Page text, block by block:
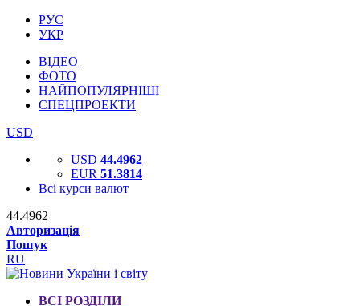
РУС
УКР
ВІДЕО
ФОТО
НАЙПОПУЛЯРНІШІ
СПЕЦПРОЕКТИ
USD
USD 44.4962
EUR 51.3814
Всі курси валют
44.4962
Авторизація
Пошук
RU
ВСІ РОЗДІЛИ